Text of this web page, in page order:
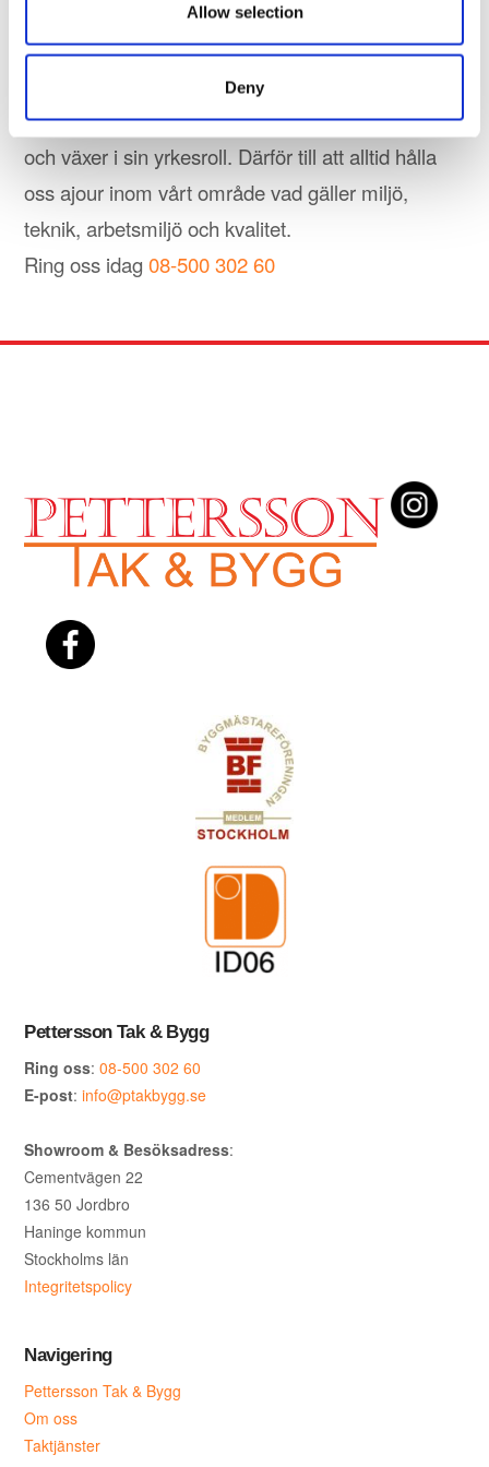
Allow selection
Deny
våra anställda på utbildningar på Moniers
takskola. Dels för att kunna erbjuda våra kunder
bästa möjliga service, men också för att våra
medarbetare ska känna att de utvecklas i arbetet
och växer i sin yrkesroll. Därför till att alltid hålla
oss ajour inom vårt område vad gäller miljö,
teknik, arbetsmiljö och kvalitet.
Ring oss idag08-500 302 60
Pettersson Tak & Bygg
Ring oss:08-500 302 60
E-post:info@ptakbygg.se
Showroom & Besöksadress:
Cementvägen 22
136 50 Jordbro
Haninge kommun
Stockholms län
Integritetspolicy
Navigering
Pettersson Tak & Bygg
Om oss
Taktjänster